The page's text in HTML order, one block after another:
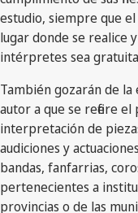
estudio, siempre que
lugar donde se realice
intérpretes sea
También gozarán de
autor a que se refiere
interpretación de
audiciones y
bandas, fanfarrias,
pertenecientes a
provincias o de las